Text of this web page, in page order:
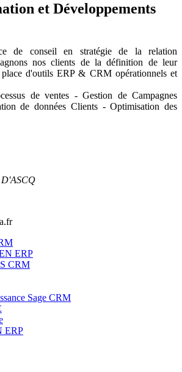
et Développements
de conseil en stratégie de la relation
nos clients de la définition de leur
d'outils ERP & CRM opérationnels et
de ventes - Gestion de Campagnes
de données Clients - Optimisation des
ERP
CRM
Sage CRM
ERP